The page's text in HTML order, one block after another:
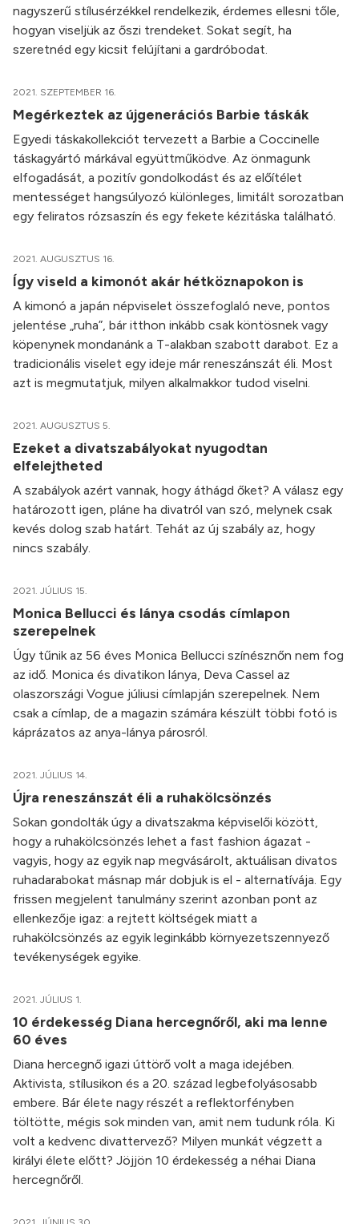
nagyszerű stílusérzékkel rendelkezik, érdemes ellesni tőle,
hogyan viseljük az őszi trendeket. Sokat segít, ha
szeretnéd egy kicsit felújítani a gardróbodat.
2021. SZEPTEMBER 16.
Megérkeztek az újgenerációs Barbie táskák
Egyedi táskakollekciót tervezett a Barbie a Coccinelle
táskagyártó márkával együttműködve. Az önmagunk
elfogadását, a pozitív gondolkodást és az előítélet
mentességet hangsúlyozó különleges, limitált sorozatban
egy feliratos rózsaszín és egy fekete kézitáska található.
2021. AUGUSZTUS 16.
Így viseld a kimonót akár hétköznapokon is
A kimonó a japán népviselet összefoglaló neve, pontos
jelentése „ruha”, bár itthon inkább csak köntösnek vagy
köpenynek mondanánk a T-alakban szabott darabot. Ez a
tradicionális viselet egy ideje már reneszánszát éli. Most
azt is megmutatjuk, milyen alkalmakkor tudod viselni.
2021. AUGUSZTUS 5.
Ezeket a divatszabályokat nyugodtan
elfelejtheted
A szabályok azért vannak, hogy áthágd őket? A válasz egy
határozott igen, pláne ha divatról van szó, melynek csak
kevés dolog szab határt. Tehát az új szabály az, hogy
nincs szabály.
2021. JÚLIUS 15.
Monica Bellucci és lánya csodás címlapon
szerepelnek
Úgy tűnik az 56 éves Monica Bellucci színésznőn nem fog
az idő. Monica és divatikon lánya, Deva Cassel az
olaszországi Vogue júliusi címlapján szerepelnek. Nem
csak a címlap, de a magazin számára készült többi fotó is
káprázatos az anya-lánya párosról.
2021. JÚLIUS 14.
Újra reneszánszát éli a ruhakölcsönzés
Sokan gondolták úgy a divatszakma képviselői között,
hogy a ruhakölcsönzés lehet a fast fashion ágazat -
vagyis, hogy az egyik nap megvásárolt, aktuálisan divatos
ruhadarabokat másnap már dobjuk is el - alternatívája. Egy
frissen megjelent tanulmány szerint azonban pont az
ellenkezője igaz: a rejtett költségek miatt a
ruhakölcsönzés az egyik leginkább környezetszennyező
tevékenységek egyike.
2021. JÚLIUS 1.
10 érdekesség Diana hercegnőről, aki ma lenne
60 éves
Diana hercegnő igazi úttörő volt a maga idejében.
Aktivista, stílusikon és a 20. század legbefolyásosabb
embere. Bár élete nagy részét a reflektorfényben
töltötte, mégis sok minden van, amit nem tudunk róla. Ki
volt a kedvenc divattervező? Milyen munkát végzett a
királyi élete előtt? Jöjjön 10 érdekesség a néhai Diana
hercegnőről.